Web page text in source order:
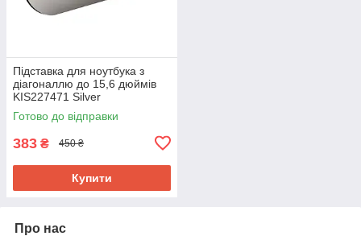
Підставка для ноутбука з
діагоналлю до 15,6 дюймів
KIS227471 Silver
Готово до відправки
383 ₴ 450 ₴
Купити
Про нас